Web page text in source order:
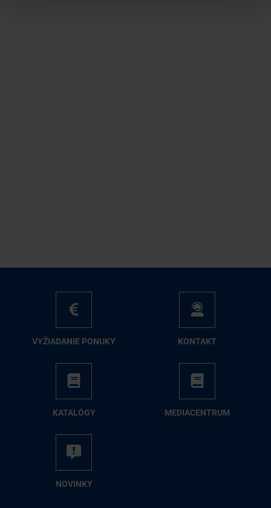
VY­ŽIA­DA­NIE PO­NU­KY KON­TAKT
KA­TA­LÓ­GY ME­DIA­CEN­TRUM
NO­VIN­KY